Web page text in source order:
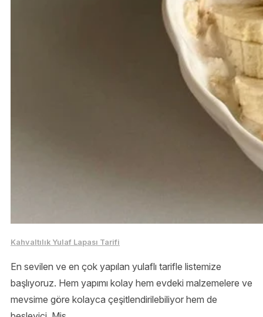
Kahvaltılık Yulaf Lapası Tarifi
En sevilen ve en çok yapılan yulaflı tarifle listemize
başlıyoruz. Hem yapımı kolay hem evdeki malzemelere ve
mevsime göre kolayca çeşitlendirilebiliyor hem de